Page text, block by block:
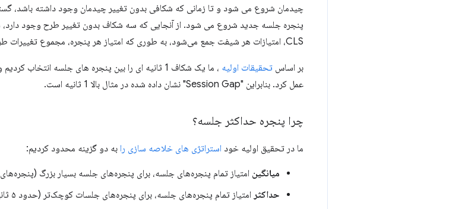
چیدمان شروع می شود و تا زمانی که شکافی بدون تغییر چیدمان وجود داشته باشد،
پنجره جلسه جدید شروع می شود. از آنجایی که سه شکاف بدون تغییر طرح وجود
CLS، امتیازات هر شیفت جمع می‌شود، به طوری که امتیاز هر پنجره، مجموع تغییرات طرح‌بندی فردی آن است.
بر اساس تحقیقات اولیه
، ما یک شکاف 1 ثانیه ای را بین پنجره های جلسه
عمل کرد. بنابراین "Session Gap" نشان داده شده در مثال بالا 1 ثانیه است.
چرا پنجره حداکثر جلسه؟
ما در تحقیق اولیه خود استراتژی های خلاصه سازی را به دو گزینه محدود کردیم:
میانگین امتیاز تمام پنجره‌های جلسه، برای پنجره‌های جلسه بسیار بزرگ (پنجره‌های بدون پوشش
حداکثر امتیاز تمام پنجره‌های جلسه، برای پنجره‌های جلسات کوچک‌تر (حدود ۵ ثانیه، با فاصله ۱ ثانیه بین آنها).